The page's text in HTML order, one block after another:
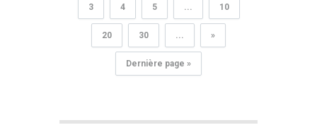
3 4 5 ... 10
20 30 ... »
Dernière page »